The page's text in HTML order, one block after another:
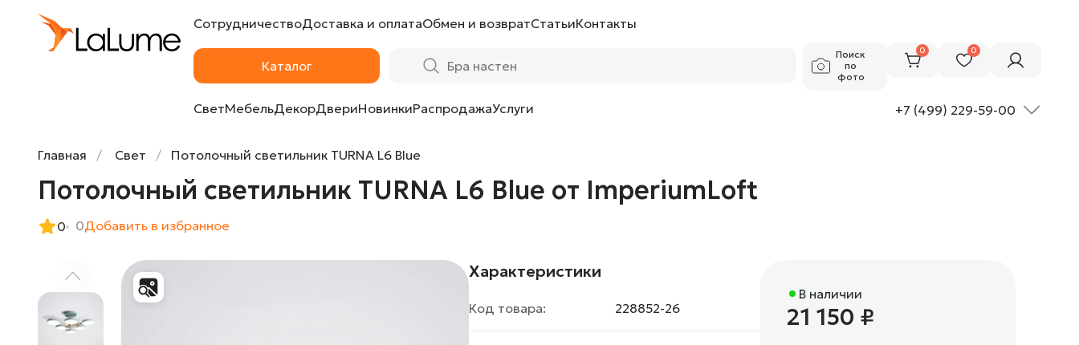
СотрудничествоДоставка и оплатаОбмен и возвратСтатьиКонтакты
Каталог
Поиск
по
фото
0 0
СветМебельДекорДвериНовинкиРаспродажаУслуги +7 (499) 229-59-00
Главная Свет Потолочный светильник TURNA L6 Blue
Потолочный светильник TURNA L6 Blue от ImperiumLoft
0 0Добавить в избранное
Характеристики
Код товара: 228852-26
В наличии
21 150 ₽
Потолочный светильник TURNA L6 Blue от ImperiumLoft